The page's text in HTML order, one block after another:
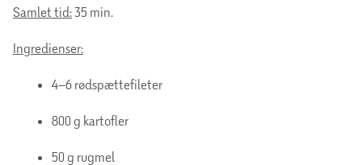
Samlet tid:35 min.
Ingredienser:
4–6 rødspættefileter
800 g kartofler
50 g rugmel